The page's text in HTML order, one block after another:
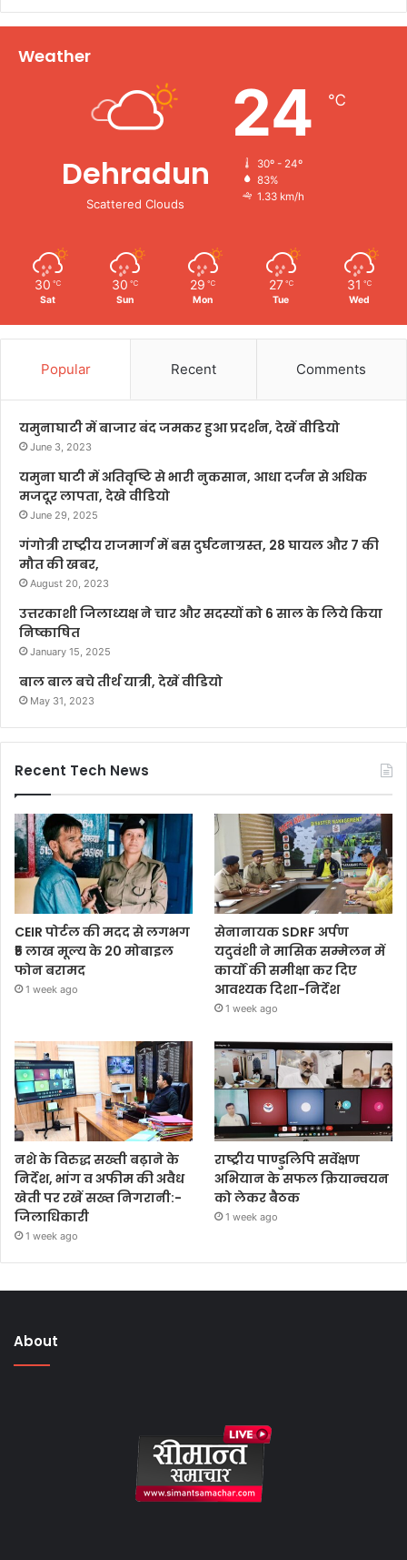
Weather
Dehradun
Scattered Clouds
24 ℃
30º - 24º
83%
1.33 km/h
30 ℃
Sat
30 ℃
Sun
29 ℃
Mon
27 ℃
Tue
31 ℃
Wed
Popular Recent Comments
यमुनाघाटी में बाजार बंद जमकर हुआ प्रदर्शन, देखें वीडियो
June 3, 2023
यमुना घाटी में अतिवृष्टि से भारी नुकसान, आधा दर्जन से अधिक
मजदूर लापता, देखे वीडियो
June 29, 2025
गंगोत्री राष्ट्रीय राजमार्ग में बस दुर्घटनाग्रस्त, 28 घायल और 7 की
मौत की खबर,
August 20, 2023
उत्तरकाशी जिलाध्यक्ष ने चार और सदस्यों को 6 साल के लिये किया
निष्काषित
January 15, 2025
बाल बाल बचे तीर्थ यात्री, देखें वीडियो
May 31, 2023
Recent Tech News
CEIR पोर्टल की मदद से लगभग
₹5 लाख मूल्य के 20 मोबाइल
फोन बरामद
1 week ago
सेनानायक SDRF अर्पण
यदुवंशी ने मासिक सम्मेलन में
कार्यों की समीक्षा कर दिए
आवश्यक दिशा-निर्देश
1 week ago
नशे के विरुद्ध सख्ती बढ़ाने के
निर्देश, भांग व अफीम की अवैध
खेती पर रखें सख्त निगरानी:-
जिलाधिकारी
1 week ago
राष्ट्रीय पाण्डुलिपि सर्वेक्षण
अभियान के सफल क्रियान्वयन
को लेकर बैठक
1 week ago
About